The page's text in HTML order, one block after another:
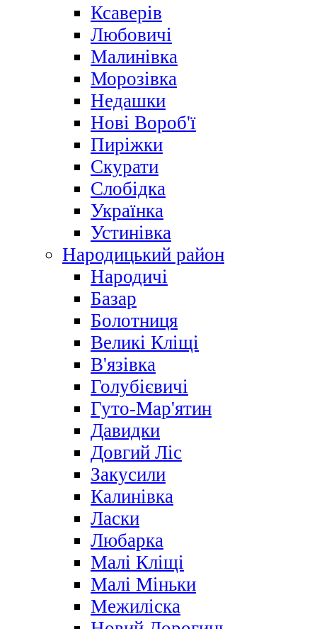
Ксаверів
Любовичі
Малинівка
Морозівка
Недашки
Нові Вороб'ї
Пиріжки
Скурати
Слобідка
Українка
Устинівка
Народицький район
Народичі
Базар
Болотниця
Великі Кліщі
В'язівка
Голубієвичі
Гуто-Мар'ятин
Давидки
Довгий Ліс
Закусили
Калинівка
Ласки
Любарка
Малі Кліщі
Малі Міньки
Межиліска